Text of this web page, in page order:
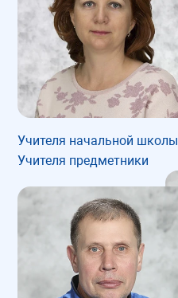
Учителя начальной школы
Учителя предметники